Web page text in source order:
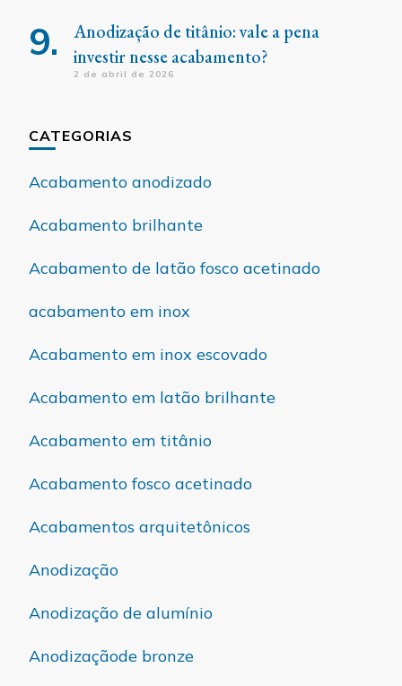
Anodização de titânio: vale a pena
investir nesse acabamento?
2 de abril de 2026
CATEGORIAS
Acabamento anodizado
Acabamento brilhante
Acabamento de latão fosco acetinado
acabamento em inox
Acabamento em inox escovado
Acabamento em latão brilhante
Acabamento em titânio
Acabamento fosco acetinado
Acabamentos arquitetônicos
Anodização
Anodização de alumínio
Anodizaçãode bronze